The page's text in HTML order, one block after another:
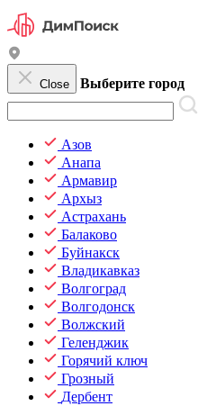
Close Выберите город
Азов
Анапа
Армавир
Архыз
Астрахань
Балаково
Буйнакск
Владикавказ
Волгоград
Волгодонск
Волжский
Геленджик
Горячий ключ
Грозный
Дербент